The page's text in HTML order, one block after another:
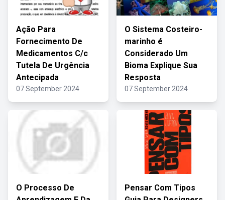
Ação Para
Fornecimento De
Medicamentos C/c
Tutela De Urgência
Antecipada
07 September 2024
O Sistema Costeiro-
marinho é
Considerado Um
Bioma Explique Sua
Resposta
07 September 2024
O Processo De
Pensar Com Tipos